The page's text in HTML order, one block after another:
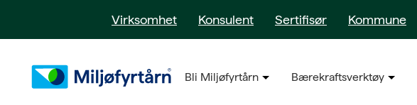
Virksomhet Konsulent Sertifisør Kommune
Bli Miljøfyrtårn Bærekraftsverktøy